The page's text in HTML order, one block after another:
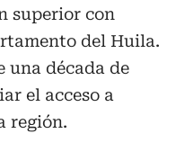
superior con
del Huila.
una década de
el acceso a
región.